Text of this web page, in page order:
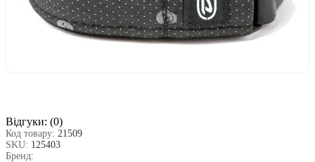
Відгуки: (0)
Код товару: 21509
SKU: 125403
Бренд: